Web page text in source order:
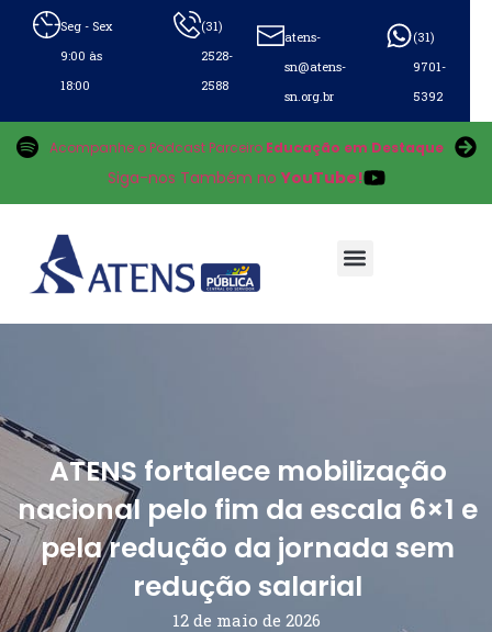
Seg - Sex
9:00 às
18:00
(31)
2528-
2588
atens-
sn@atens-
sn.org.br
(31)
9701-
5392
Acompanhe o Podcast Parceiro Educação em Destaque
Siga-nos Também no YouTube!
ATENS fortalece mobilização
nacional pelo fim da escala 6×1 e
pela redução da jornada sem
redução salarial
12 de maio de 2026